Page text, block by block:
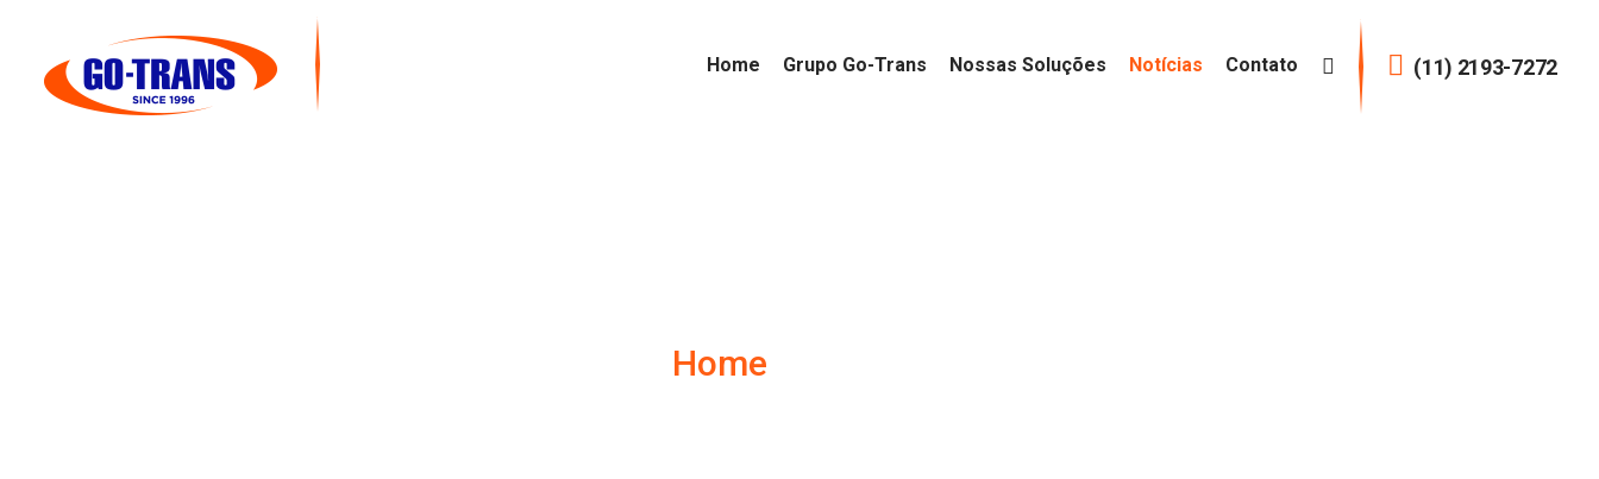
(11) 2193-7272
Home Grupo Go-Trans Nossas Soluções Notícias Contato
Home